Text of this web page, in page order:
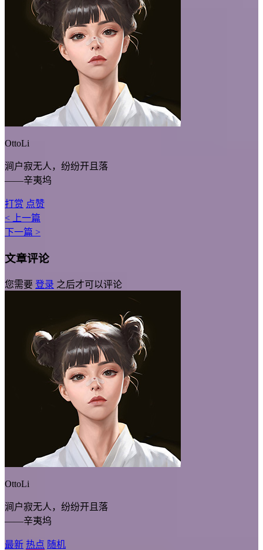
OttoLi
涧户寂无人，纷纷开且落
——辛夷坞
打赏 点赞
< 上一篇
下一篇 >
文章评论
您需要 登录 之后才可以评论
OttoLi
涧户寂无人，纷纷开且落
——辛夷坞
最新 热点 随机